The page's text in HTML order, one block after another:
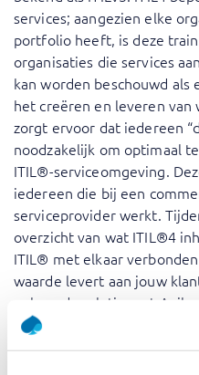
services; aangezien elke
portfolio heeft, is deze
organisaties die services
kan worden beschouwd
het creëren en leveren van
zorgt ervoor dat iedereen
noodzakelijk om optimaal
ITIL®-serviceomgeving.
iedereen die bij een
serviceprovider werkt.
overzicht van wat ITIL®4
ITIL® met elkaar
waarde levert aan jouw
ook op de relatie met Agile
deelnemers andere
koppelen om ITIL®4 te